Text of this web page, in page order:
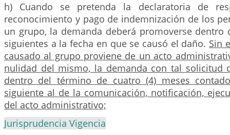
h) Cuando se pretenda la declaratoria de
reconocimiento y pago de indemnización de los
un grupo, la demanda deberá promoverse dentro
siguientes a la fecha en que se causó el daño. Sin
causado al grupo proviene de un acto
nulidad del mismo, la demanda con tal solicitud
dentro del término de cuatro (4) meses
siguiente al de la comunicación, notificación,
del acto administrativo;
Jurisprudencia Vigencia